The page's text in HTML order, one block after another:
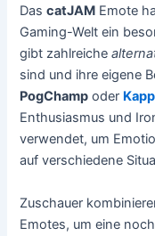
DascatJAM Emote
Gaming-Welt ein
gibt zahlreiche
sind und ihre eigene
PogChamp oder
Enthusiasmus und
verwendet, um
auf verschiedene
Zuschauer
Emotes, um eine